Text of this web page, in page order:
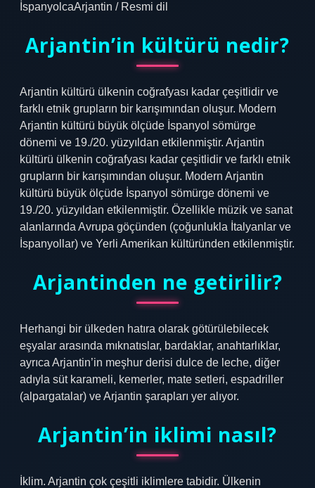
İspanyolcaArjantin / Resmi dil
Arjantin’in kültürü nedir?
Arjantin kültürü ülkenin coğrafyası kadar çeşitlidir ve
farklı etnik grupların bir karışımından oluşur. Modern
Arjantin kültürü büyük ölçüde İspanyol sömürge
dönemi ve 19./20. yüzyıldan etkilenmiştir. Arjantin
kültürü ülkenin coğrafyası kadar çeşitlidir ve farklı etnik
grupların bir karışımından oluşur. Modern Arjantin
kültürü büyük ölçüde İspanyol sömürge dönemi ve
19./20. yüzyıldan etkilenmiştir. Özellikle müzik ve sanat
alanlarında Avrupa göçünden (çoğunlukla İtalyanlar ve
İspanyollar) ve Yerli Amerikan kültüründen etkilenmiştir.
Arjantinden ne getirilir?
Herhangi bir ülkeden hatıra olarak götürülebilecek
eşyalar arasında mıknatıslar, bardaklar, anahtarlıklar,
ayrıca Arjantin’in meşhur derisi dulce de leche, diğer
adıyla süt karameli, kemerler, mate setleri, espadriller
(alpargatalar) ve Arjantin şarapları yer alıyor.
Arjantin’in iklimi nasıl?
İklim. Arjantin çok çeşitli iklimlere tabidir. Ülkenin